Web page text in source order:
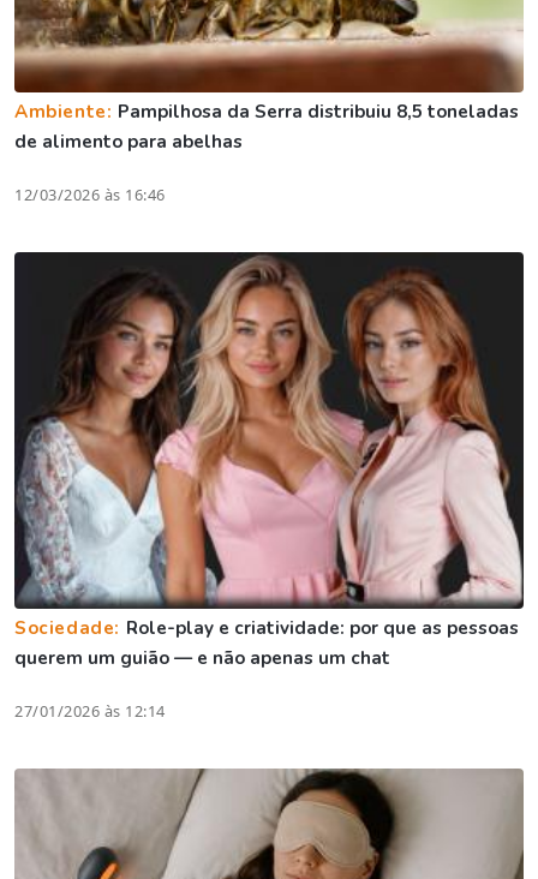
Ambiente: Pampilhosa da Serra distribuiu 8,5 toneladas
de alimento para abelhas
12/03/2026 às 16:46
Sociedade: Role-play e criatividade: por que as pessoas
querem um guião — e não apenas um chat
27/01/2026 às 12:14